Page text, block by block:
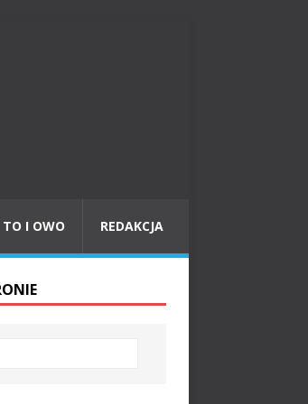
TO I OWO REDAKCJA